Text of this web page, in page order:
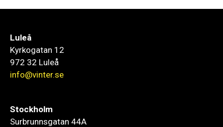
Luleå
Kyrkogatan 12
972 32 Luleå
info@vinter.se
Stockholm
Surbrunnsgatan 44A